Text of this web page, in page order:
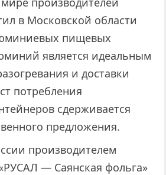
в Московской области
пищевых
является идеальным
и доставки
потребления
сдерживается
предложения.
производителем
— Саянская фольга»